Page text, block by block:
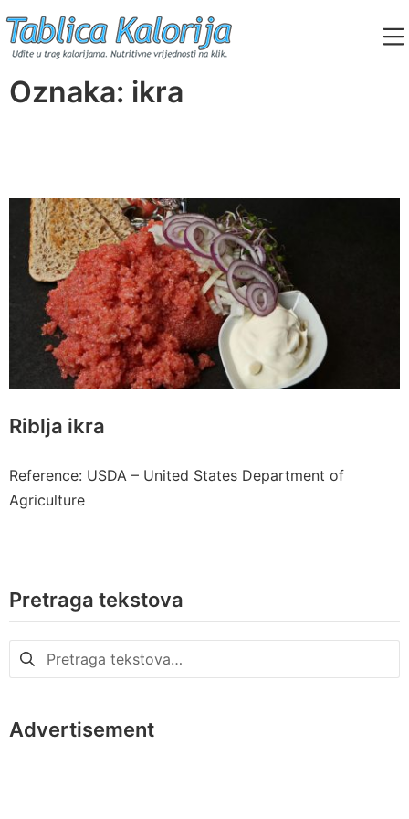
to
content
Tablica Kalorija
Oznaka: ikra
Riblja ikra
Reference: USDA – United States Department of
Agriculture
Pretraga tekstova
Pretraga
za:
Advertisement